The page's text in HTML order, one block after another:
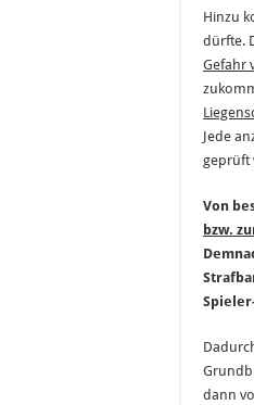
Hinzu
dürfte.
Gefahr
Jede
geprüft
Von
bzw.
dann